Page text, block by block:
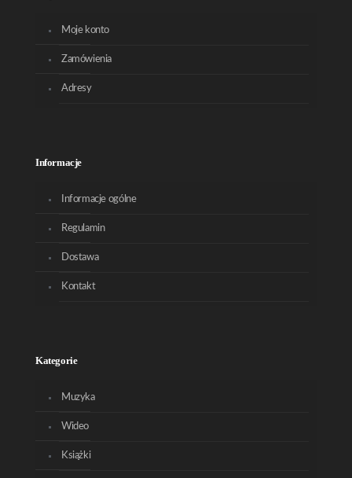
Moje konto
Zamówienia
Adresy
Informacje
Informacje ogólne
Regulamin
Dostawa
Kontakt
Kategorie
Muzyka
Wideo
Książki